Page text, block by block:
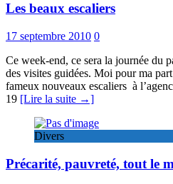
Les beaux escaliers
17 septembre 2010 0
Ce week-end, ce sera la journée du
des visites guidées. Moi pour ma
fameux nouveaux escaliers à
19 [Lire la suite →]
Divers
Précarité, pauvreté, tout le